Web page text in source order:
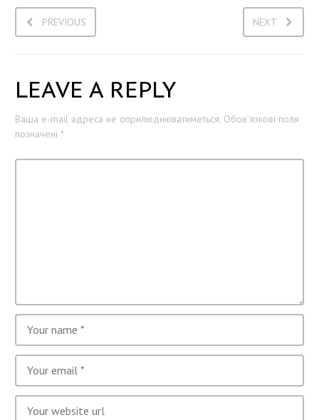
PREVIOUS NEXT
LEAVE A REPLY
Ваша e-mail адреса не оприлюднюватиметься. Обов’язкові поля
позначені *